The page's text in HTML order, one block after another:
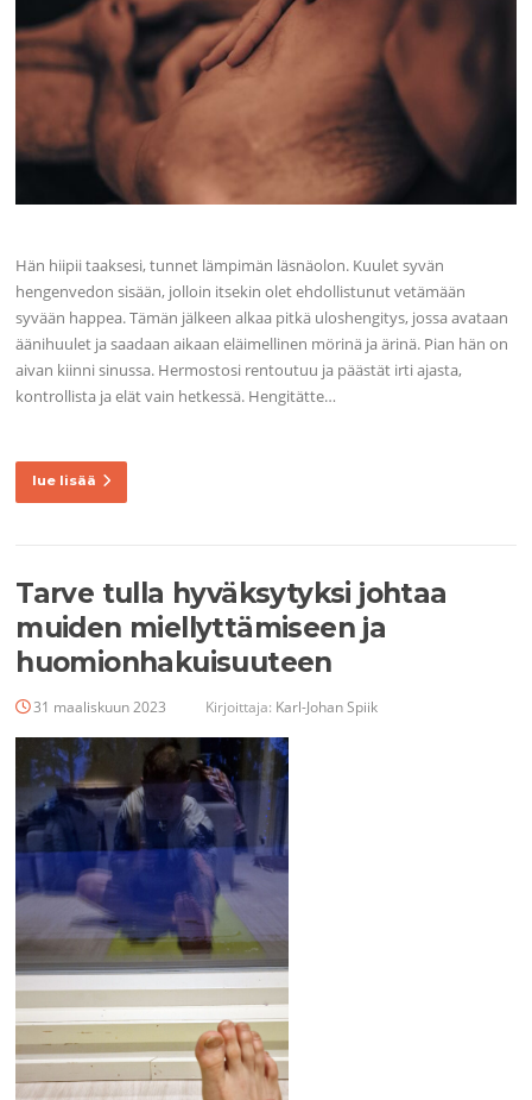
Hän hiipii taaksesi, tunnet lämpimän läsnäolon. Kuulet syvän
hengenvedon sisään, jolloin itsekin olet ehdollistunut vetämään
syvään happea. Tämän jälkeen alkaa pitkä uloshengitys, jossa avataan
äänihuulet ja saadaan aikaan eläimellinen mörinä ja ärinä. Pian hän on
aivan kiinni sinussa. Hermostosi rentoutuu ja päästät irti ajasta,
kontrollista ja elät vain hetkessä. Hengitätte…
lue lisää
Tarve tulla hyväksytyksi johtaa
muiden miellyttämiseen ja
huomionhakuisuuteen
31 maaliskuun 2023 Kirjoittaja: Karl-Johan Spiik